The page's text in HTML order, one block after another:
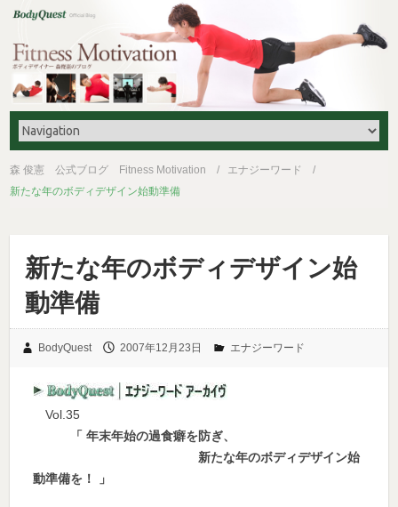
森 俊憲 公式ブログ Fitness Motivation
エナジーワード
新たな年のボディデザイン始動準備
新たな年のボディデザイン始
動準備
BodyQuest 2007年12月23日 エナジーワード
Vol.35
「 年末年始の過食癖を防ぎ、
新たな年のボディデザイン始
動準備を！ 」